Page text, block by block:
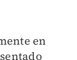
en